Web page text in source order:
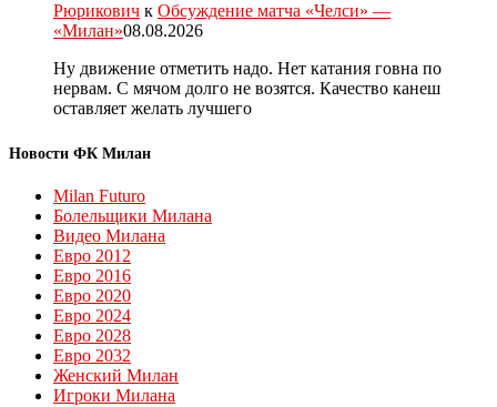
Рюрикович к Обсуждение матча «Челси» —
«Милан»08.08.2026
Ну движение отметить надо. Нет катания говна по
нервам. С мячом долго не возятся. Качество канеш
оставляет желать лучшего
Новости ФК Милан
Milan Futuro
Болельщики Милана
Видео Милана
Евро 2012
Евро 2016
Евро 2020
Евро 2024
Евро 2028
Евро 2032
Женский Милан
Игроки Милана